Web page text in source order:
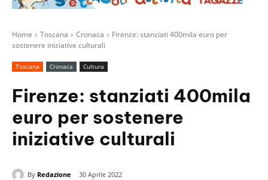
Home Toscana Cronaca
Firenze: stanziati 400mila euro per
sostenere iniziative culturali
Toscana Cronaca Cultura
Firenze: stanziati 400mila
euro per sostenere
iniziative culturali
By Redazione 30 Aprile 2022